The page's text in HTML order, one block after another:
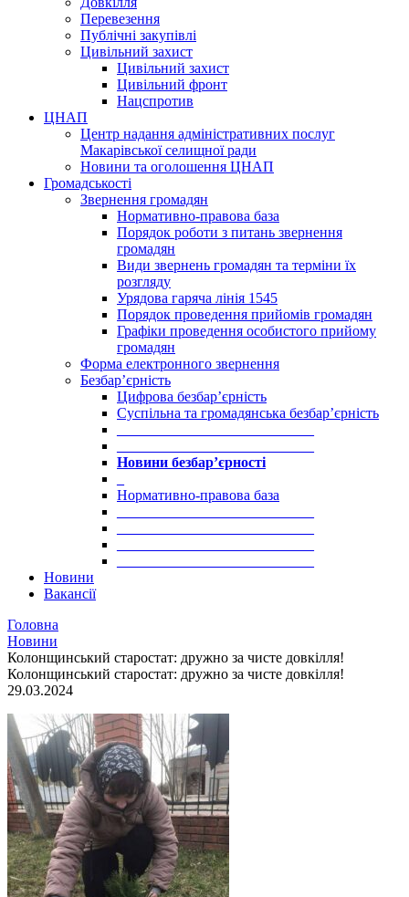
Перевезення
Публічні закупівлі
Цивільний захист
Цивільний захист
Цивільний фронт
Нацспротив
ЦНАП
Центр надання адміністративних послуг
Макарівської селищної ради
Новини та оголошення ЦНАП
Громадськості
Звернення громадян
Нормативно-правова база
Порядок роботи з питань звернення
громадян
Види звернень громадян та терміни їх
розгляду
Урядова гаряча лінія 1545
Порядок проведення прийомів громадян
Графіки проведення особистого прийому
громадян
Форма електронного звернення
Безбар’єрність
Цифрова безбар’єрність
Суспільна та громадянська безбар’єрність
Новини безбар’єрності
Нормативно-правова база
Новини
Вакансії
Головна
Новини
Колонщинський старостат: дружно за чисте довкілля!
Колонщинський старостат: дружно за чисте довкілля!
29.03.2024